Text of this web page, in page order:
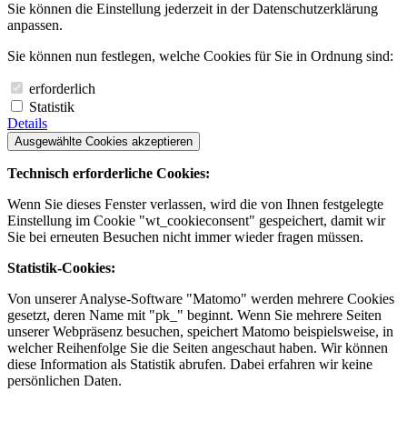
Sie können die Einstellung jederzeit in der Datenschutzerklärung
anpassen.
Sie können nun festlegen, welche Cookies für Sie in Ordnung sind:
erforderlich
Statistik
Details
Ausgewählte Cookies akzeptieren
Technisch erforderliche Cookies:
Wenn Sie dieses Fenster verlassen, wird die von Ihnen festgelegte
Einstellung im Cookie "wt_cookieconsent" gespeichert, damit wir
Sie bei erneuten Besuchen nicht immer wieder fragen müssen.
Statistik-Cookies:
Von unserer Analyse-Software "Matomo" werden mehrere Cookies
gesetzt, deren Name mit "pk_" beginnt. Wenn Sie mehrere Seiten
unserer Webpräsenz besuchen, speichert Matomo beispielsweise, in
welcher Reihenfolge Sie die Seiten angeschaut haben. Wir können
diese Information als Statistik abrufen. Dabei erfahren wir keine
persönlichen Daten.